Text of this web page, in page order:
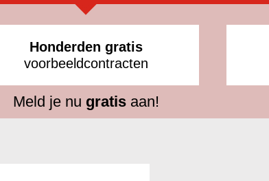
Honderden gratis
voorbeeldcontracten
Meld je nu gratisaan!